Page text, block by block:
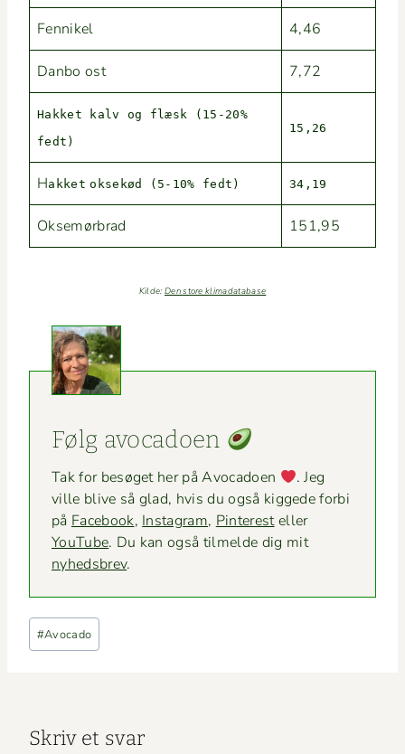
Fen­nikel 4,46
Dan­bo ost 7,72
Hakket kalv og flæsk (15-20%
fedt)
15,26
Hakket oksekød (5-10% fedt) 34,19
Oksemør­brad 151,95
Kilde: Den store klimadatabase
Følg avo­ca­doen
Tak for besøget her på Avo­ca­doen
. Jeg
ville blive så glad, hvis du også kiggede for­bi
på Face­book, Insta­gram, Pin­ter­esteller
YouTube. Du kan også tilmelde dig mit
nyheds­brev.
Indlæg-
tags:
#Avocado
Skriv et svar